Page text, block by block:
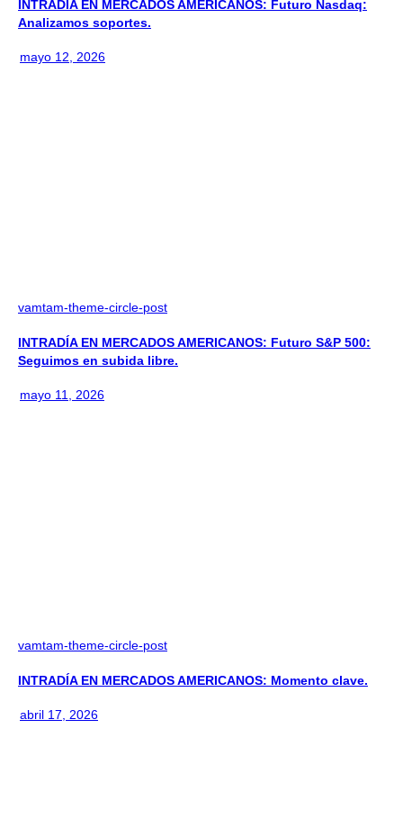
INTRADÍA EN MERCADOS AMERICANOS: Futuro Nasdaq:
Analizamos soportes.
mayo 12, 2026
vamtam-theme-circle-post
INTRADÍA EN MERCADOS AMERICANOS: Futuro S&P 500:
Seguimos en subida libre.
mayo 11, 2026
vamtam-theme-circle-post
INTRADÍA EN MERCADOS AMERICANOS: Momento clave.
abril 17, 2026